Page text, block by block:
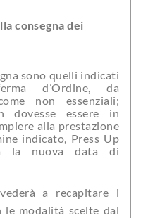
d’Ordine, da
non essenziali;
dovesse essere in
alla prestazione
indicato, Press Up
la nuova data di
le modalità scelte dal